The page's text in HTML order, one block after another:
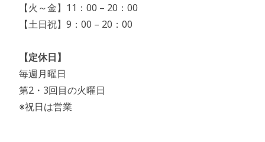
【火～金】11：00 – 20：00
【土日祝】9：00 – 20：00
【定休日】
毎週月曜日
第2・3回目の火曜日
※祝日は営業